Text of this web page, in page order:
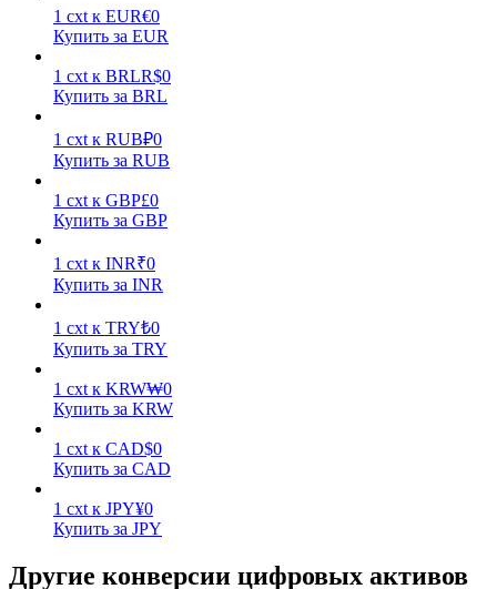
Получайте конкурентные награды ежедневно
Высокая прибыль и мгновенный доступ
Launchpool
1 cxt к EUR€0
Купить за EUR
1 cxt к BRLR$0
Купить за BRL
1 cxt к RUB₽0
Купить за RUB
1 cxt к GBP£0
Купить за GBP
1 cxt к INR₹0
Купить за INR
1 cxt к TRY₺0
Купить за TRY
1 cxt к KRW₩0
Купить за KRW
1 cxt к CAD$0
Купить за CAD
1 cxt к JPY¥0
Купить за JPY
Другие конверсии цифровых активов